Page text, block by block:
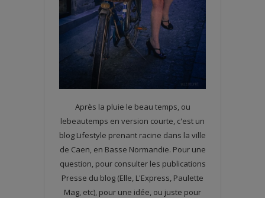
Après la pluie le beau temps, ou
lebeautemps en version courte, c'est un
blog Lifestyle prenant racine dans la ville
de Caen, en Basse Normandie. Pour une
question, pour consulter les publications
Presse du blog (Elle, L'Express, Paulette
Mag, etc), pour une idée, ou juste pour